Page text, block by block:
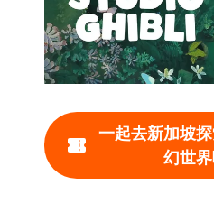
一起去新加坡
幻世界